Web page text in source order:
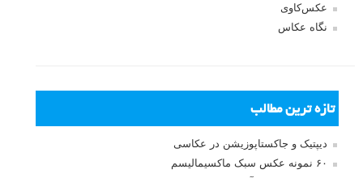
عکس‌کاوی
نگاه عکاس
تازه ترین مطالب
دیپتیک و جاکستا‌پوزیشن در عکاسی
۶۰ نمونه عکس سبک ماکسیمالیسم